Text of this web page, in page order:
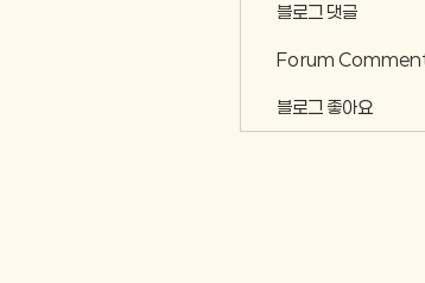
블로그 댓글
Forum
블로그 좋아요